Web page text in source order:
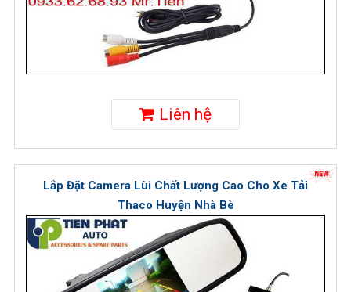
Liên hệ
Lắp Đặt Camera Lùi Chất Lượng Cao Cho Xe Tải
Thaco Huyện Nhà Bè